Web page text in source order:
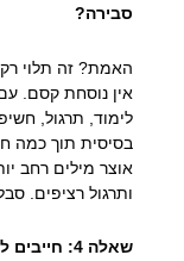
סבירה?
האמת? זה תלוי
אין נוסחת קסם.
לימוד, תרגול,
בסיסית תוך כמה
אוצר מילים רחב
ותרגול רציפים.
שאלה 4: